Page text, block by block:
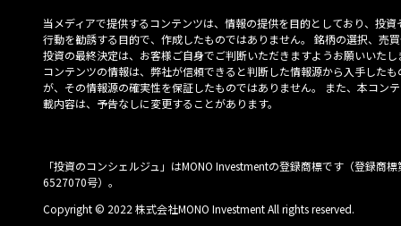
当メディアで提供するコンテンツは、情報の提供を目的としており、投資
行動を勧誘する目的で、作成したものではありません。 銘柄の選択、売
投資の最終決定は、お客様ご自身でご判断いただきますようお願いいたし
コンテンツの情報は、弊社が信頼できると判断した情報源から入手したも
が、その情報源の確実性を保証したものではありません。 また、本コン
載内容は、予告なしに変更することがあります。
「投資のコンシェルジュ」はMONO Investmentの登録商標です（登録商標
6527070号）。
Copyright © 2022 株式会社MONO Investment All rights reserved.